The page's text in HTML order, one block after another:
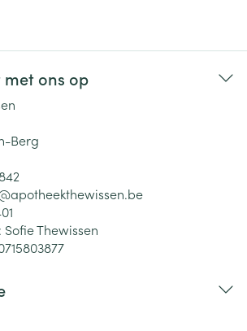
ons op
Berg
apotheekthewissen.be
Sofie Thewissen